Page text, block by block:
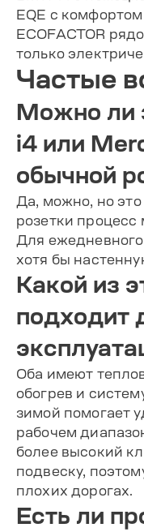
EQE с
ECOFACTOR
только
Частые
Можно ли
i4 или
обычной
Да, можно, но
розетки процесс
Для
хотя бы
Какой из
подходит
Оба имеют
обогрев и
зимой помогает
рабочем
более высокий
подвеску,
плохих дорогах.
Есть ли